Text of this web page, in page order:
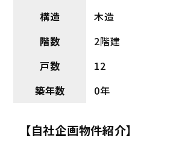
構造
木造
階数
2階建
戸数
12
築年数
0年
【自社企画物件紹介】